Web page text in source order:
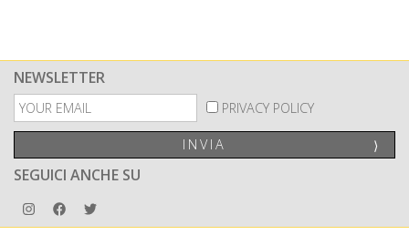
NEWSLETTER
PRIVACY POLICY
INVIA ⟩
SEGUICI ANCHE SU